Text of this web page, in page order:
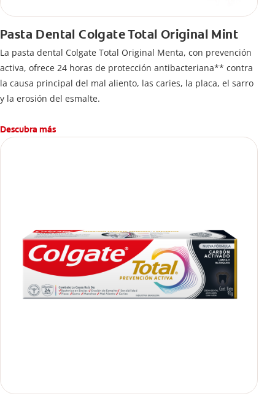
Pasta Dental Colgate Total Original Mint
La pasta dental Colgate Total Original Menta, con prevención
activa, ofrece 24 horas de protección antibacteriana** contra
la causa principal del mal aliento, las caries, la placa, el sarro
y la erosión del esmalte.
Descubra más